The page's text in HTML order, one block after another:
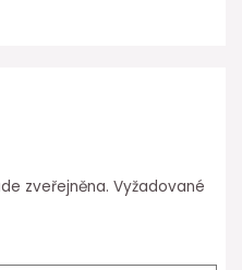
zveřejněna. Vyžadované